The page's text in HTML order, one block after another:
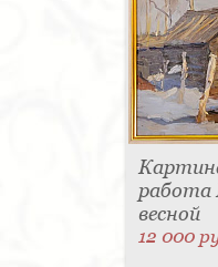
работа
весной
12 000